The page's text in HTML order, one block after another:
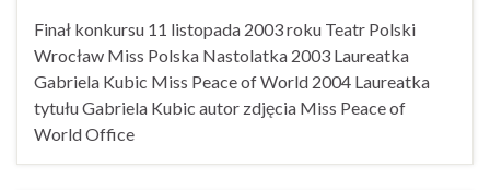
Finał konkursu 11 listopada 2003 roku Teatr Polski
Wrocław Miss Polska Nastolatka 2003 Laureatka
Gabriela Kubic Miss Peace of World 2004 Laureatka
tytułu Gabriela Kubic autor zdjęcia Miss Peace of
World Office